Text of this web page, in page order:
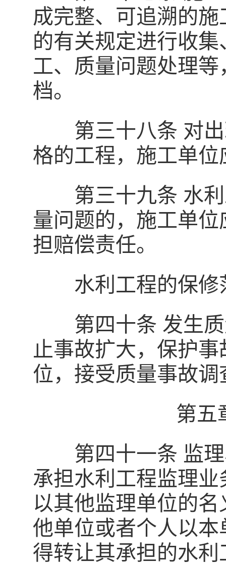
成完整、可追溯的
的有关规定进行收
工、质量问题处理
档。
第三十八条 对出
格的工程，施工单
第三十九条 水利
量问题的，施工单
担赔偿责任。
水利工程的保修
第四十条 发生质
止事故扩大，保护
位，接受质量事故调
第五
第四十一条 监理
承担水利工程监理
以其他监理单位的
他单位或者个人以
得转让其承担的水